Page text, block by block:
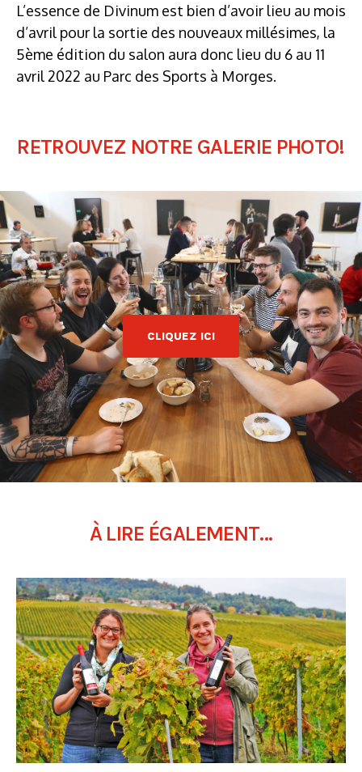
L’essence de Divinum est bien d’avoir lieu au mois
d’avril pour la sortie des nouveaux millésimes, la
5ème édition du salon aura donc lieu du 6 au 11
avril 2022 au Parc des Sports à Morges.
RETROUVEZ NOTRE GALERIE PHOTO!
CLIQUEZ ICI
À LIRE ÉGALEMENT...